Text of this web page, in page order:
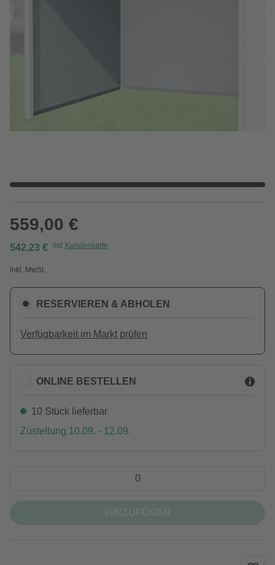
559,00 €
542,23 € mit Kundenkarte
Inkl. MwSt.
RESERVIEREN & ABHOLEN
Verfügbarkeit im Markt prüfen
ONLINE BESTELLEN
10 Stück lieferbar
Zustellung 10.09. - 12.09.